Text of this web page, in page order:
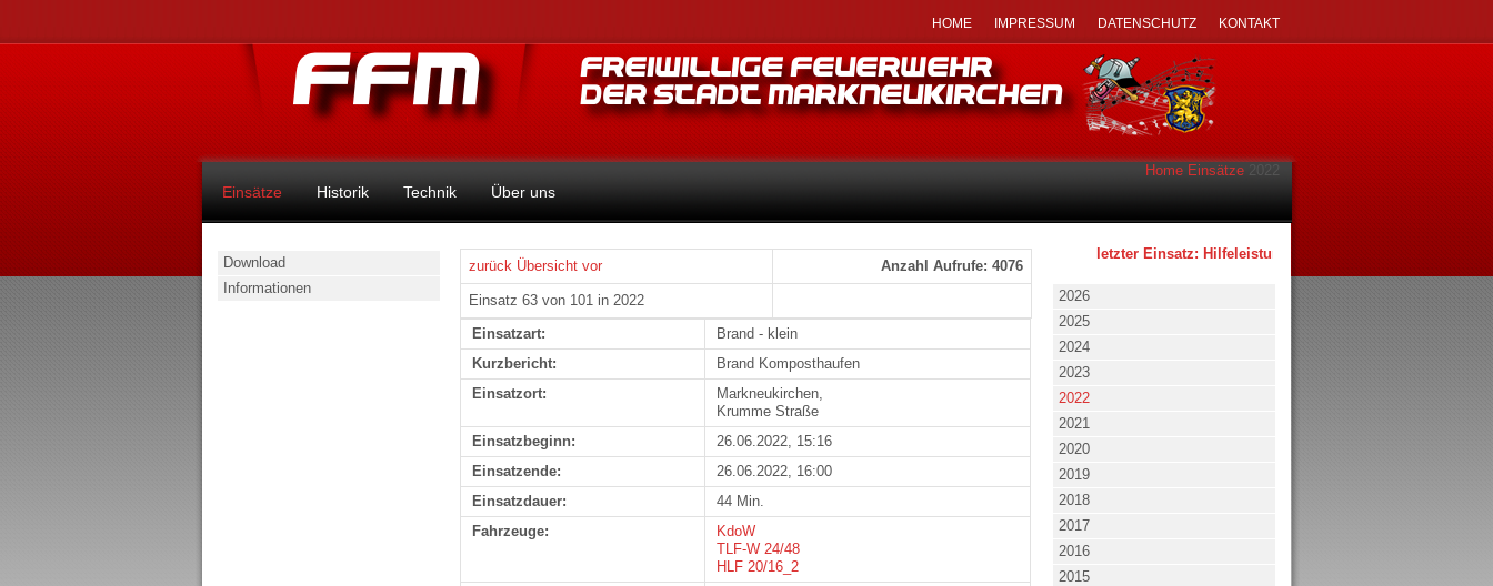
HOME IMPRESSUM DATENSCHUTZ KONTAKT
Home Einsätze 2022
Einsätze Historik Technik Über uns
Download
Informationen
zurück Übersicht vor Anzahl Aufrufe: 4076
Einsatz 63 von 101 in 2022
Einsatzart:
Brand - klein
Kurzbericht:
Brand Komposthaufen
Einsatzort:
Markneukirchen,
Krumme Straße
Einsatzbeginn:
26.06.2022, 15:16
Einsatzende:
26.06.2022, 16:00
Einsatzdauer:
44 Min.
Fahrzeuge:
KdoW
TLF-W 24/48
HLF 20/16_2
letzter Einsatz: Hilfeleistung - klein - 02.08.2026 um 17:53
2026
2025
2024
2023
2022
2021
2020
2019
2018
2017
2016
2015